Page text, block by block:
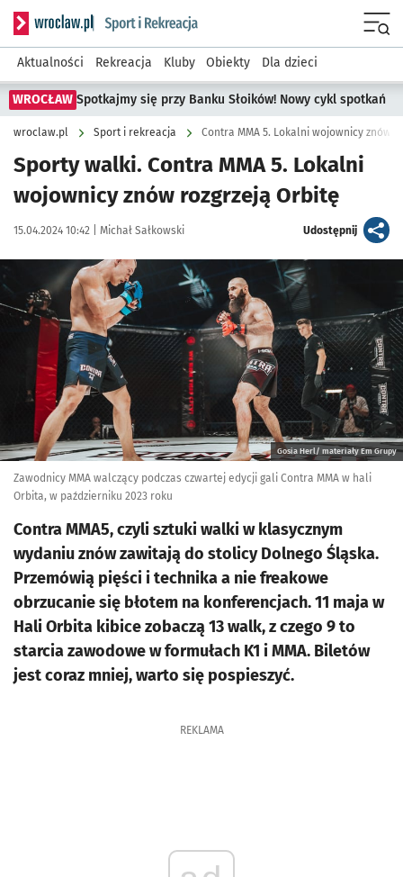
Serwis informacyjny wroclaw.pl podserwis: Sport i rekreacja
Aktualności Rekreacja Kluby Obiekty Dla dzieci
WROCŁAW Spotkajmy się przy Banku Słoików! Nowy cykl spotkań
wroclaw.pl Sport i rekreacja Contra MMA 5. Lokalni wojownicy znów
Sporty walki. Contra MMA 5. Lokalni
wojownicy znów rozgrzeją Orbitę
Data publikacji:
15.04.2024 10:42 | Autor:
Michał Sałkowski Udostępnijartykuł
Kliknij, aby powiększyć
Gosia Herl/ materiały Em Grupy
Zawodnicy MMA walczący podczas czwartej edycji gali Contra MMA w hali
Orbita, w październiku 2023 roku
Contra MMA5, czyli sztuki walki w klasycznym
wydaniu znów zawitają do stolicy Dolnego Śląska.
Przemówią pięści i technika a nie freakowe
obrzucanie się błotem na konferencjach. 11 maja w
Hali Orbita kibice zobaczą 13 walk, z czego 9 to
starcia zawodowe w formułach K1 i MMA. Biletów
jest coraz mniej, warto się pospieszyć.
REKLAMA